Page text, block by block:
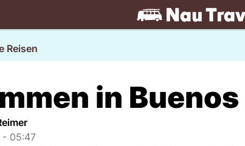
travel.NAU.ch
Reisen
in
- 05:47